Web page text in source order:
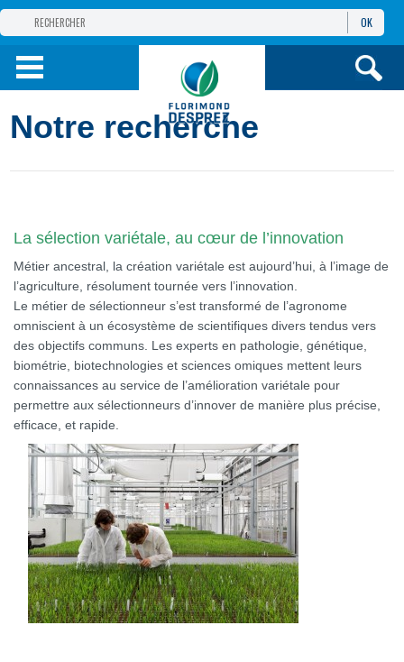
GROUPE
PRODUITS
OK
Notre recherche
La sélection variétale, au cœur de l’innovation
Métier ancestral, la création variétale est aujourd’hui, à l’image de
l’agriculture, résolument tournée vers l’innovation.
Le métier de sélectionneur s’est transformé de l’agronome
omniscient à un écosystème de scientifiques divers tendus vers
des objectifs communs. Les experts en pathologie, génétique,
biométrie, biotechnologies et sciences omiques mettent leurs
connaissances au service de l’amélioration variétale pour
permettre aux sélectionneurs d’innover de manière plus précise,
efficace, et rapide.